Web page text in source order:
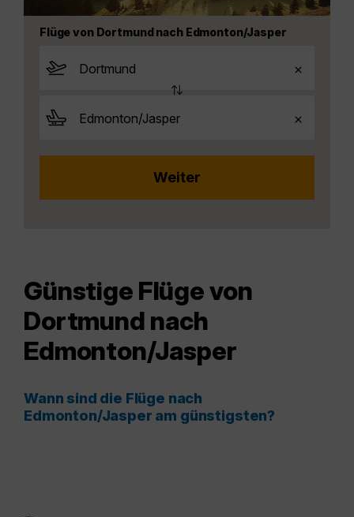
Flüge von Dortmund nach Edmonton/Jasper
Günstige Flüge von
Dortmund nach
Edmonton/Jasper
Wann sind die Flüge nach
Edmonton/Jasper am günstigsten?